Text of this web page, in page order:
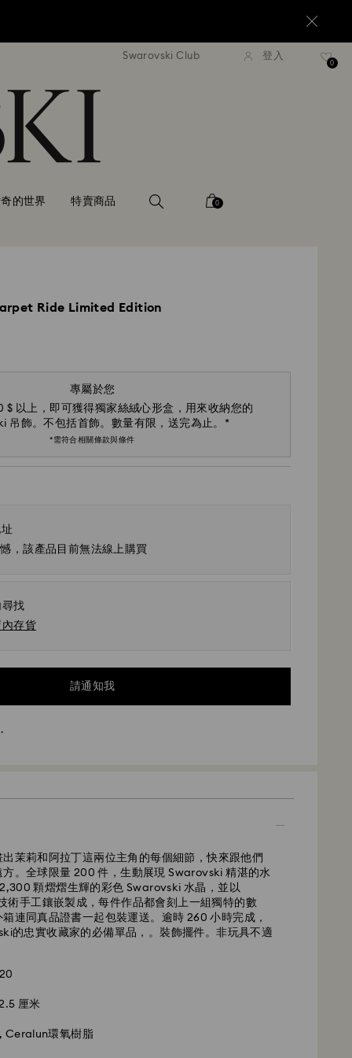
NT$3300 即享免費快遞運送 超過 NT$3300 即享免費快
Swarovski Club 登入
0
的世界 特賣商品 0
Ride Limited Edition
專屬於您
$ 以上，即可獲得獨家絲絨心形盒，用來收納您的
吊飾。不包括首飾。數量有限，送完為止。*
*需符合相關條款與條件
，該產品目前無法線上購買
尋找
內存貨
請通知我
茉莉和阿拉丁這兩位主角的每個細節，快來跟他們
方。全球限量 200 件，生動展現 Swarovski 精湛的水
顆熠熠生輝的彩色 Swarovski 水晶，並以
術手工鑲嵌製成，每件作品都會刻上一組獨特的數
連同真品證書一起包裝運送。逾時 260 小時完成，
的忠實收藏家的必備單品，。裝飾擺件。非玩具不適
厘米
Ceralun環氧樹脂